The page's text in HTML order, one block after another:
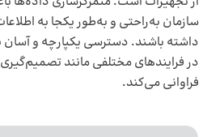
سازمان به‌راحتی و به‌طور یکجا به
داشته باشند. دسترسی یکپارچه و آسان
در فرایند‌های مختلفی مانند
فراوانی می‌کند.